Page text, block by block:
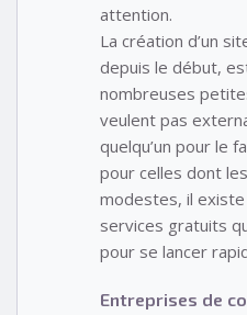
attention.
La création d’un
depuis le début,
nombreuses
veulent pas
quelqu’un pour le
pour celles dont
modestes, il
services gratuits
pour se lancer
Entreprises de